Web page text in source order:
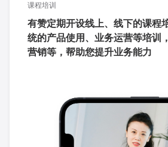
课程培训
有赞定期开设线上、线下的课程
统的产品使用、业务运营等培训
营销等，帮助您提升业务能力